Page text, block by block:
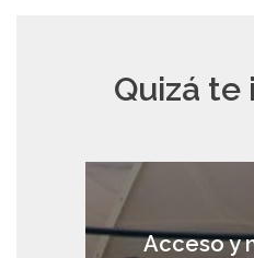
Quizá te
Acceso y